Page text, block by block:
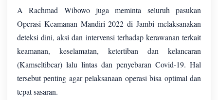
A Rachmad Wibowo juga meminta seluruh pasukan
Operasi Keamanan Mandiri 2022 di Jambi melaksanakan
deteksi dini, aksi dan intervensi terhadap kerawanan terkait
keamanan, keselamatan, ketertiban dan kelancaran
(Kamseltibcar) lalu lintas dan penyebaran Covid-19. Hal
tersebut penting agar pelaksanaan operasi bisa optimal dan
tepat sasaran.